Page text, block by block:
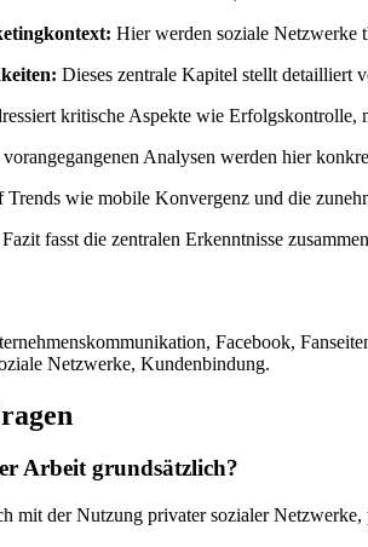
Hier werden soziale Netzwerke
Dieses zentrale Kapitel stellt detailliert
kritische Aspekte wie
Analysen werden hier
wie mobile Konvergenz und die
fasst die zentralen Erkenntnisse
Facebook,
Netzwerke, Kundenbindung.
Arbeit grundsätzlich?
mit der Nutzung privater sozialer